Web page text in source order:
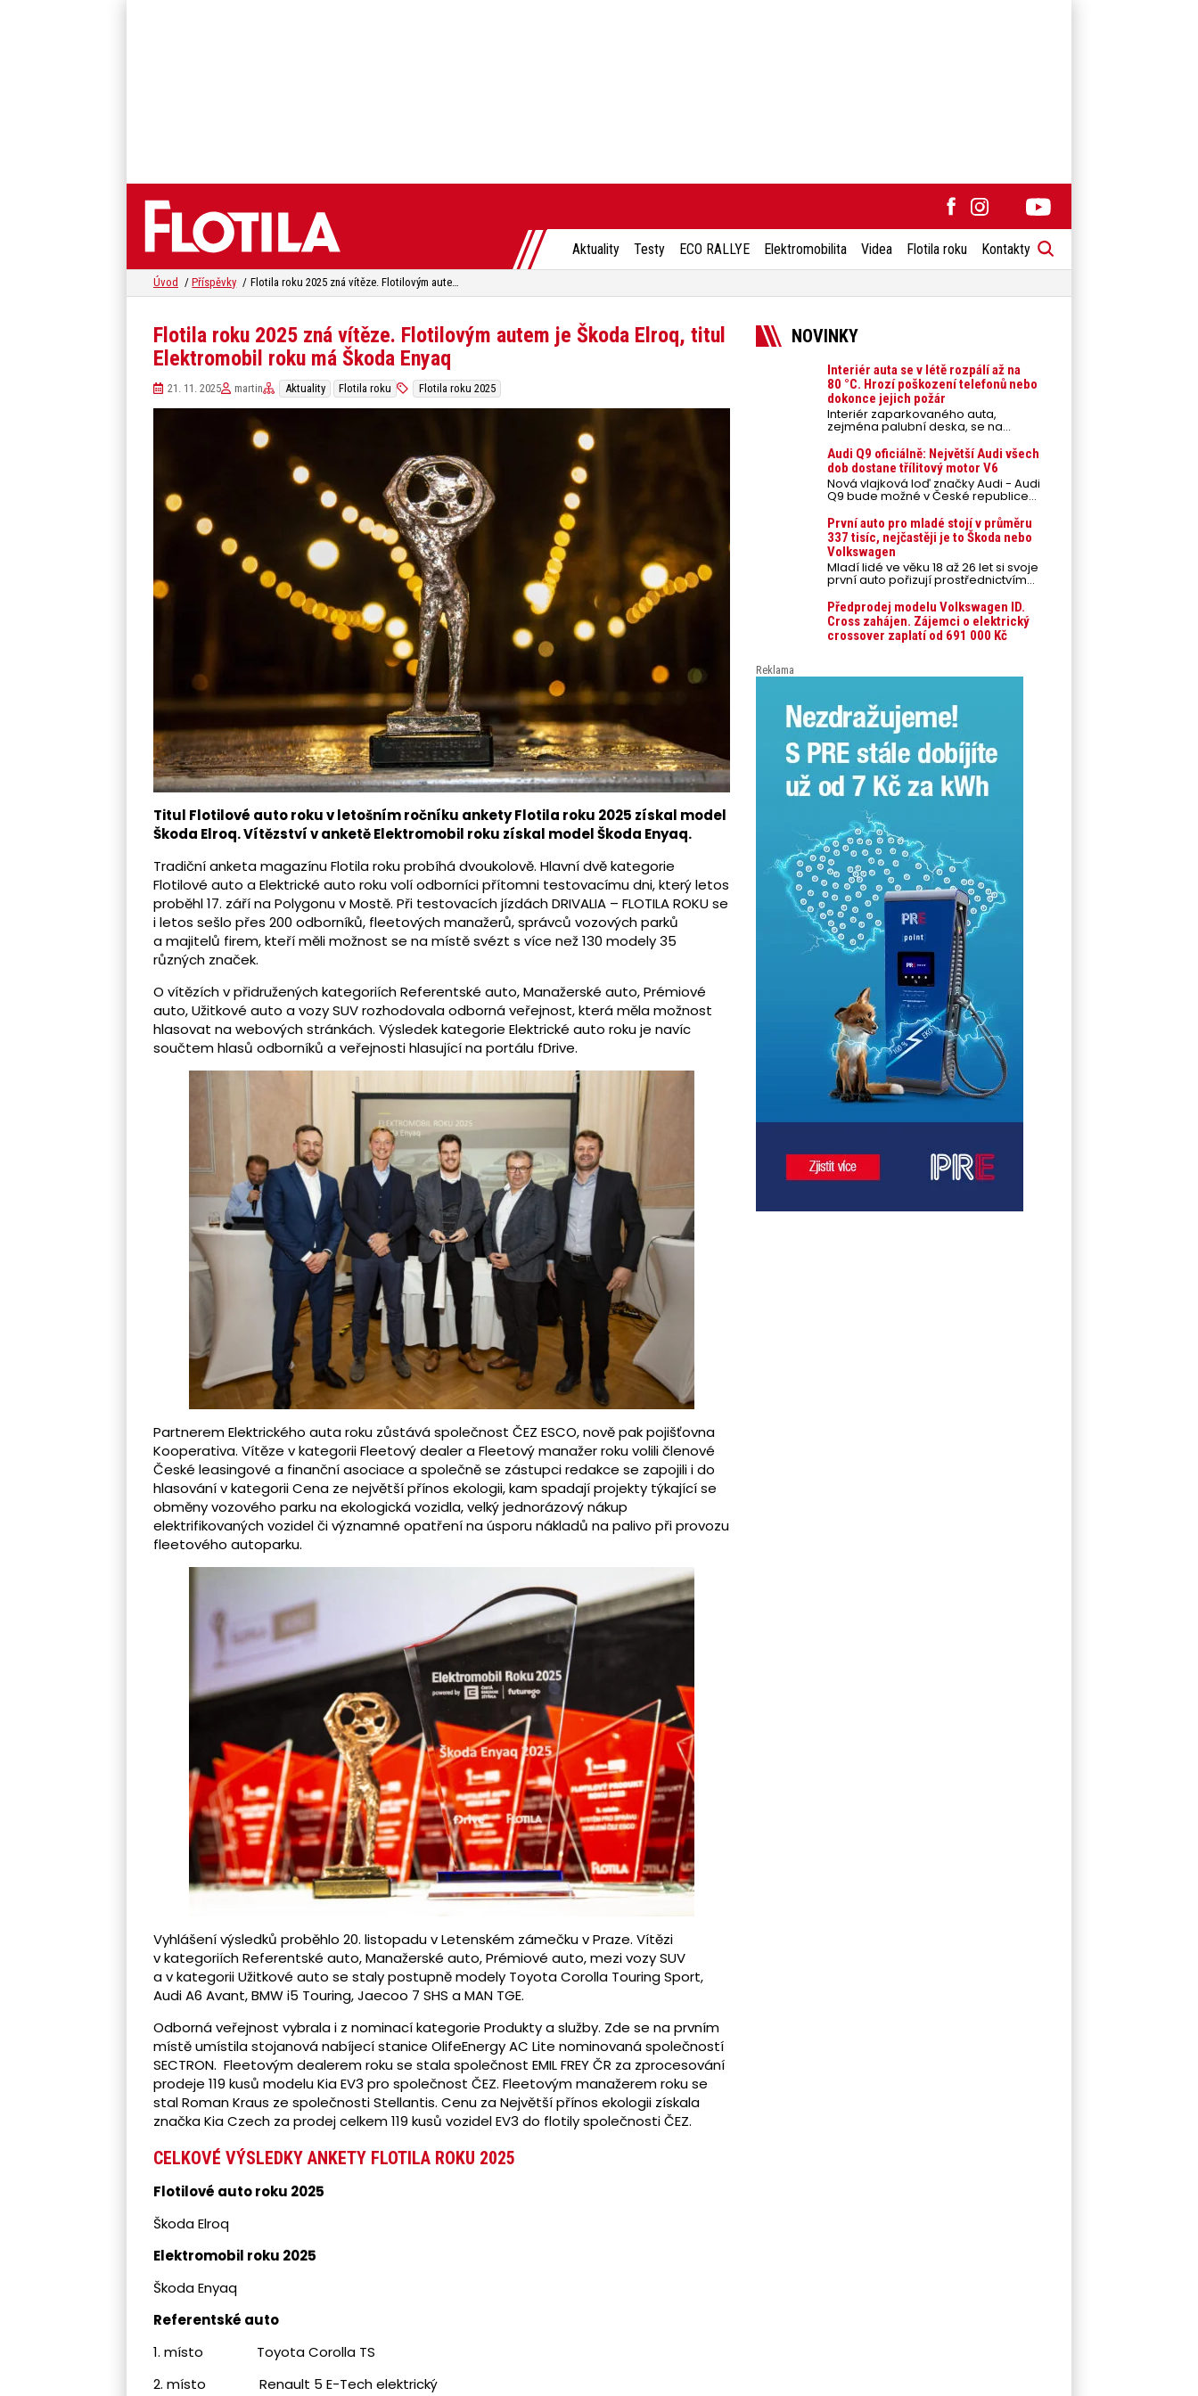
Aktuality Testy ECO RALLYE Elektromobilita Videa Flotila roku Kontakty
Úvod Příspěvky Flotila roku 2025 zná vítěze. Flotilovým autem je Škoda Elroq, titul Elektromobil roku má Škoda Enyaq
Flotila roku 2025 zná vítěze. Flotilovým autem je Škoda Elroq, titul
Elektromobil roku má Škoda Enyaq
21. 11. 2025 martin Aktuality Flotila roku Flotila roku 2025
Titul Flotilové auto roku v letošním ročníku ankety Flotila roku 2025 získal model
Škoda Elroq. Vítězství v anketě Elektromobil roku získal model Škoda Enyaq.
Tradiční anketa magazínu Flotila roku probíhá dvoukolově. Hlavní dvě kategorie
Flotilové auto a Elektrické auto roku volí odborníci přítomni testovacímu dni, který letos
proběhl 17. září na Polygonu v Mostě. Při testovacích jízdách DRIVALIA – FLOTILA ROKU se
i letos sešlo přes 200 odborníků, fleetových manažerů, správců vozových parků
a majitelů firem, kteří měli možnost se na místě svézt s více než 130 modely 35
různých značek.
O vítězích v přidružených kategoriích Referentské auto, Manažerské auto, Prémiové
auto, Užitkové auto a vozy SUV rozhodovala odborná veřejnost, která měla možnost
hlasovat na webových stránkách. Výsledek kategorie Elektrické auto roku je navíc
součtem hlasů odborníků a veřejnosti hlasující na portálu fDrive.
Partnerem Elektrického auta roku zůstává společnost ČEZ ESCO, nově pak pojišťovna
Kooperativa. Vítěze v kategorii Fleetový dealer a Fleetový manažer roku volili členové
České leasingové a finanční asociace a společně se zástupci redakce se zapojili i do
hlasování v kategorii Cena ze největší přínos ekologii, kam spadají projekty týkající se
obměny vozového parku na ekologická vozidla, velký jednorázový nákup
elektrifikovaných vozidel či významné opatření na úsporu nákladů na palivo při provozu
fleetového autoparku.
Vyhlášení výsledků proběhlo 20. listopadu v Letenském zámečku v Praze. Vítězi
v kategoriích Referentské auto, Manažerské auto, Prémiové auto, mezi vozy SUV
a v kategorii Užitkové auto se staly postupně modely Toyota Corolla Touring Sport,
Audi A6 Avant, BMW i5 Touring, Jaecoo 7 SHS a MAN TGE.
Odborná veřejnost vybrala i z nominací kategorie Produkty a služby. Zde se na prvním
místě umístila stojanová nabíjecí stanice OlifeEnergy AC Lite nominovaná společností
SECTRON. Fleetovým dealerem roku se stala společnost EMIL FREY ČR za zprocesování
prodeje 119 kusů modelu Kia EV3 pro společnost ČEZ. Fleetovým manažerem roku se
stal Roman Kraus ze společnosti Stellantis. Cenu za Největší přínos ekologii získala
značka Kia Czech za prodej celkem 119 kusů vozidel EV3 do flotily společnosti ČEZ.
CELKOVÉ VÝSLEDKY ANKETY FLOTILA ROKU 2025
Flotilové auto roku 2025
Škoda Elroq
Elektromobil roku 2025
Škoda Enyaq
Referentské auto
1. místo Toyota Corolla TS
2. místo Renault 5 E-Tech elektrický
NOVINKY
Interiér auta se v létě rozpálí až na
80 °C. Hrozí poškození telefonů nebo
dokonce jejich požár
Interiér zaparkovaného auta,
zejména palubní deska, se na
přímém slunci může během letních
veder rozpálit až na 80 °C. Takové
teploty představují nebezpečí pro
odložené mobilní telefony,
powerbanky nebo notebooky. Můžou
urychlit stárnutí baterií, poškodit
případech i zvýšit riziko požáru.
Audi Q9 oficiálně: Největší Audi všech
dob dostane třílitový motor V6
Nová vlajková loď značky Audi - Audi
Q9 bude možné v České republice
objednávat od prvního srpnového
týdne 2026, kde budou oznámeny
také české ceny.
První auto pro mladé stojí v průměru
337 tisíc, nejčastěji je to Škoda nebo
Volkswagen
Mladí lidé ve věku 18 až 26 let si svoje
první auto pořizují prostřednictvím
úvěrového financování jako ojeté. Je
to tak u 93,3 % lidí, jen 6,7 % si pořídí
nové auto. Průměrná pořizovací
cena vozu dosahuje 337 tisíc korun a
průměrná financovaná částka
posledních 10 let (2016–2026).
Předprodej modelu Volkswagen ID.
Cross zahájen. Zájemci o elektrický
crossover zaplatí od 691 000 Kč
Reklama